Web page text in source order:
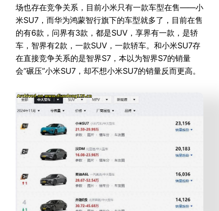
场也存在竞争关系，目前小米只有一款车型在售——小
米SU7，而华为鸿蒙智行旗下的车型就多了，目前在售
的有6款，问界有3款，都是SUV，享界有一款，是轿
车，智界有2款，一款SUV，一款轿车。和小米SU7存
在直接竞争关系的是智界S7，本以为智界S7的销量
会“碾压”小米SU7，却不想小米SU7的销量反而更高。